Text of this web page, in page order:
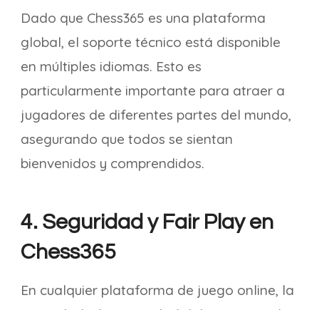
Dado que Chess365 es una plataforma
global, el soporte técnico está disponible
en múltiples idiomas. Esto es
particularmente importante para atraer a
jugadores de diferentes partes del mundo,
asegurando que todos se sientan
bienvenidos y comprendidos.
4. Seguridad y Fair Play en
Chess365
En cualquier plataforma de juego online, la